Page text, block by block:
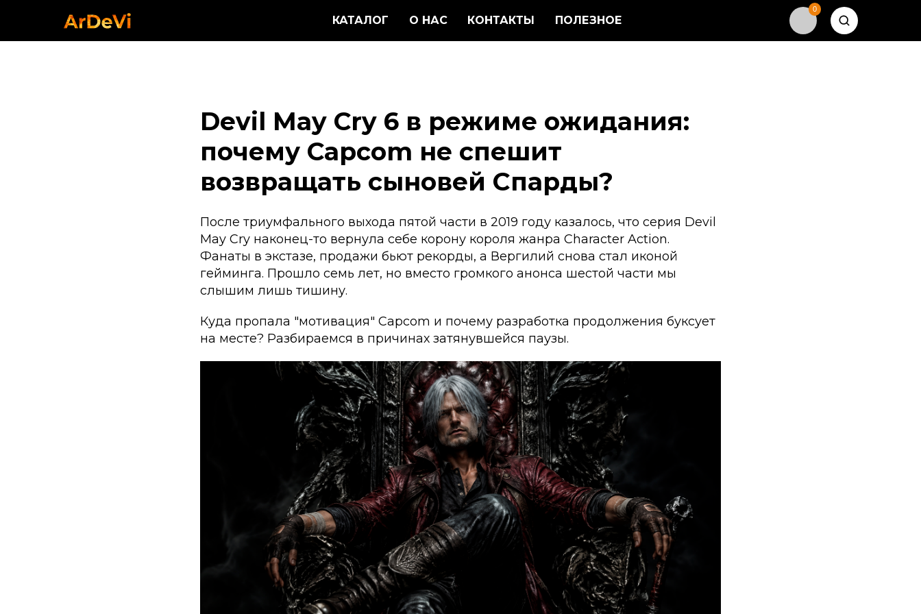
0
О НАС ПОЛЕЗНОЕ
КОНТАКТЫ
КАТАЛОГ
Devil May Cry 6 в режиме ожидания:
почему Capcom не спешит
возвращать сыновей Спарды?
После триумфального выхода пятой части в 2019 году казалось, что серия Devil
May Cry наконец-то вернула себе корону короля жанра Character Action.
Фанаты в экстазе, продажи бьют рекорды, а Вергилий снова стал иконой
гейминга. Прошло семь лет, но вместо громкого анонса шестой части мы
слышим лишь тишину.
Куда пропала "мотивация" Capcom и почему разработка продолжения буксует
на месте? Разбираемся в причинах затянувшейся паузы.